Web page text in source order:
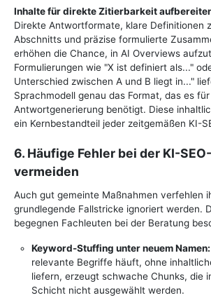
Inhalte für direkte Zitierbarkeit
Direkte Antwortformate, klare Definitionen
Abschnitts und präzise formulierte
erhöhen die Chance, in AI Overviews
Formulierungen wie "X ist definiert als..."
Unterschied zwischen A und B liegt in..."
Sprachmodell genau das Format, das es
Antwortgenerierung benötigt. Diese
ein Kernbestandteil jeder zeitgemäßen KI-
6. Häufige Fehler bei der KI-
vermeiden
Auch gut gemeinte Maßnahmen verfehlen
grundlegende Fallstricke ignoriert werden.
begegnen Fachleuten bei der Beratung
Keyword-Stuffing unter neuem Namen:
relevante Begriffe häuft, ohne
liefern, erzeugt schwache Chunks, die
Schicht nicht ausgewählt werden.